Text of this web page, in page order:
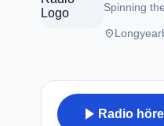
Spinning
place
play_arrow Radio